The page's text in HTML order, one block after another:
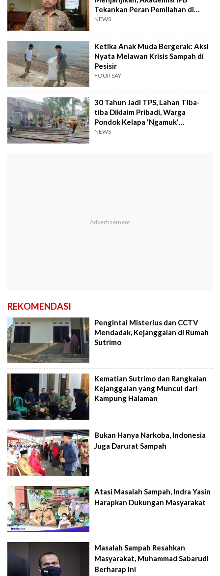
Tekankan Peran Pemilahan di
Masyarakat
NEWS
Ketika Anak Muda Bergerak: Aksi
Nyata Melawan Krisis Sampah di
Pesisir
YOUR SAY
30 Tahun Jadi TPS, Lahan Tiba-
tiba Diklaim Pribadi, Warga
Pondok Kelapa 'Ngamuk'
Robohkan Pagar
NEWS
REKOMENDASI
Pengintai Misterius dan CCTV
Mendadak, Kejanggalan di Rumah
Sutrimo
Kematian Sutrimo dan Rangkaian
Kejanggalan yang Muncul dari
Kampung Halaman
Bukan Hanya Narkoba, Indonesia
Juga Darurat Sampah
Atasi Masalah Sampah, Indra Yasin
Harapkan Dukungan Masyarakat
Masalah Sampah Resahkan
Masyarakat, Muhammad Sabarudi
Berharap Ini